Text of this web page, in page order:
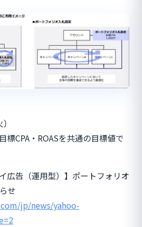
標CPA・ROASを共通の目標値で
広告（運用型）】ポートフォリオ
せ
jp/news/yahoo-